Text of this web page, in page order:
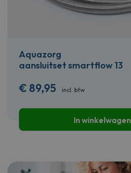
Aquazorg
aansluitset smartflow 13
€ 89,95 incl. btw
In winkelwagen